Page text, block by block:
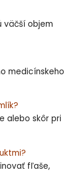
väčší objem
medicínskeho
alebo skôr pri
fľaše,